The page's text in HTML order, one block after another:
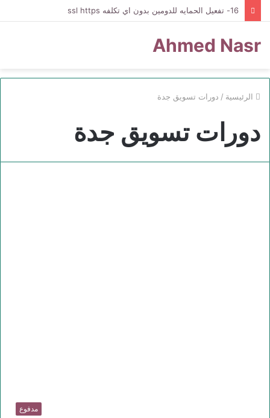
16- تفعيل الحمايه للدومين بدون اي تكلفه ssl https
Ahmed Nasr
الرئيسية / دورات تسويق جدة
دورات تسويق جدة
مدفوع